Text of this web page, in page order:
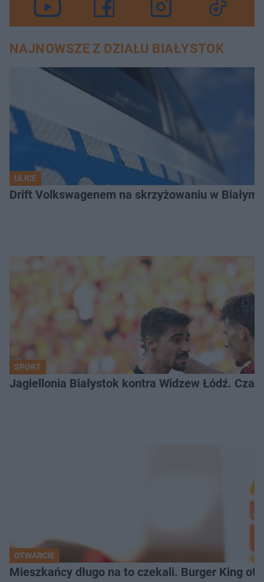
NAJNOWSZE Z DZIAŁU BIAŁYSTOK
ULICE
Drift Volkswagenem na skrzyżowaniu w
SPORT
Jagiellonia Białystok kontra Widzew Łódź.
OTWARCIE
Mieszkańcy długo na to czekali. Burger King